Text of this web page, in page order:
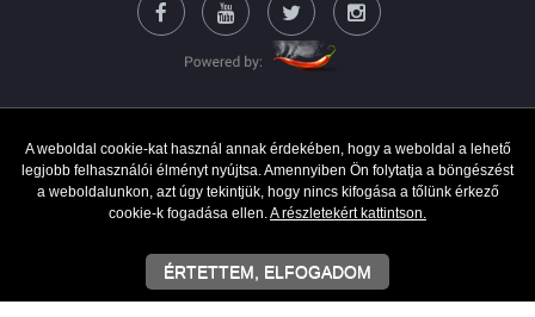
A weboldal cookie-kat használ annak érdekében, hogy a weboldal a lehető
legjobb felhasználói élményt nyújtsa. Amennyiben Ön folytatja a böngészést
a weboldalunkon, azt úgy tekintjük, hogy nincs kifogása a tőlünk érkező
cookie-k fogadása ellen.A részletekért kattintson.
ÉRTETTEM, ELFOGADOM